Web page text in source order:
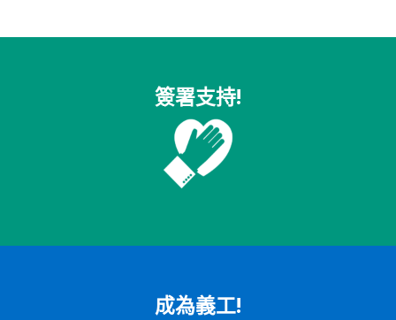
簽署支持!
成為義工!